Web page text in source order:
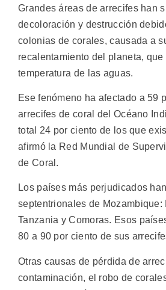
Grandes áreas de arrecifes han
decoloración y destrucción
colonias de corales, causada a
recalentamiento del planeta, que
temperatura de las aguas.
Ese fenómeno ha afectado a 59
arrecifes de coral del Océano
total 24 por ciento de los que
afirmó la Red Mundial de
de Coral.
Los países más perjudicados
septentrionales de Mozambique:
Tanzania y Comoras. Esos
80 a 90 por ciento de sus
Otras causas de pérdida de
contaminación, el robo de